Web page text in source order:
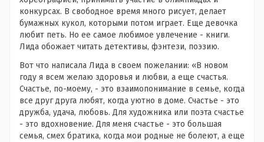
конкурсах. В свободное время много рисует, делает
бумажных кукол, которыми потом играет. Еще девочка
любит петь. Но ее самое любимое увлечение - книги.
Лида обожает читать детективы, фэнтези, поэзию.
Вот что написала Лида в своем пожелании: «В новом
году я всем желаю здоровья и любви, а еще счастья.
Счастье, по-моему, - это взаимопонимание в семье, когда
все друг друга любят, когда уютно в доме. Счастье - это
дружба, удача, любовь. Для художника или поэта счастье
- это вдохновение. Для меня счастье - это большая
семья, смех братика, когда мои родные не болеют, а еще